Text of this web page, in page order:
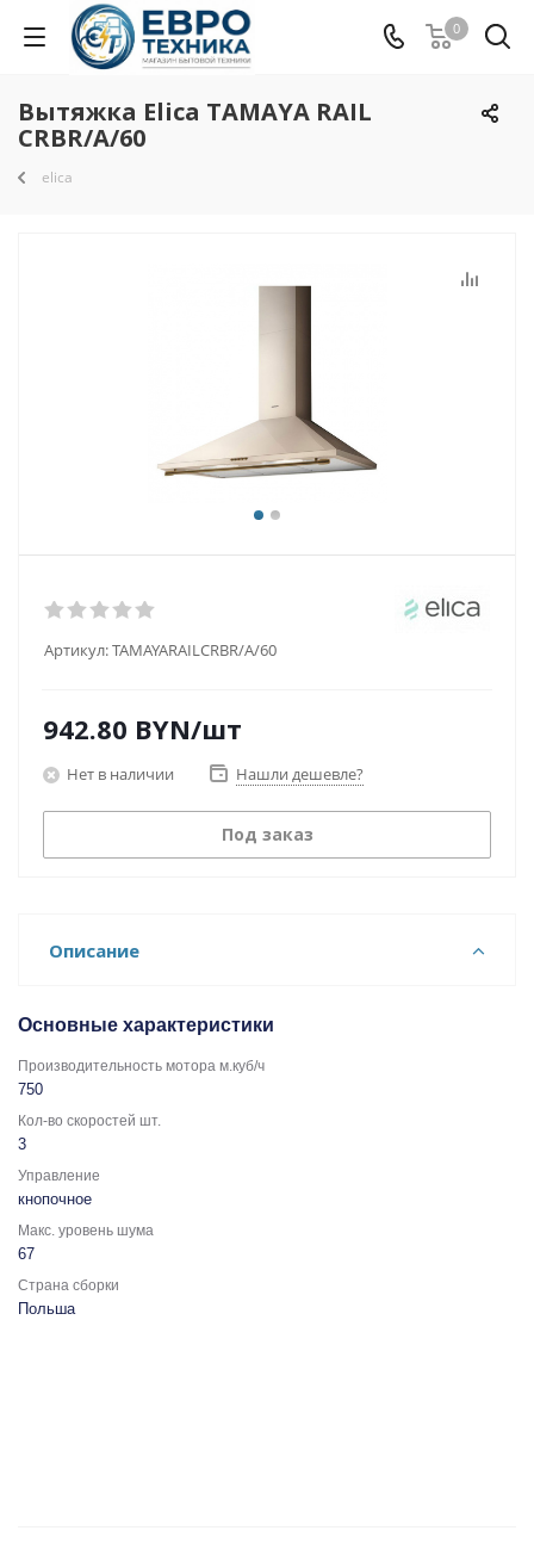
0
Вытяжка Elica TAMAYA RAIL
CRBR/A/60
elica
Артикул:TAMAYARAILCRBR/A/60
942.80 BYN/шт
Нет в наличии Нашли дешевле?
Под заказ
Описание
Основные характеристики
Производительность мотора м.куб/ч
750
Кол-во скоростей шт.
3
Управление
кнопочное
Макс. уровень шума
67
Страна сборки
Польша